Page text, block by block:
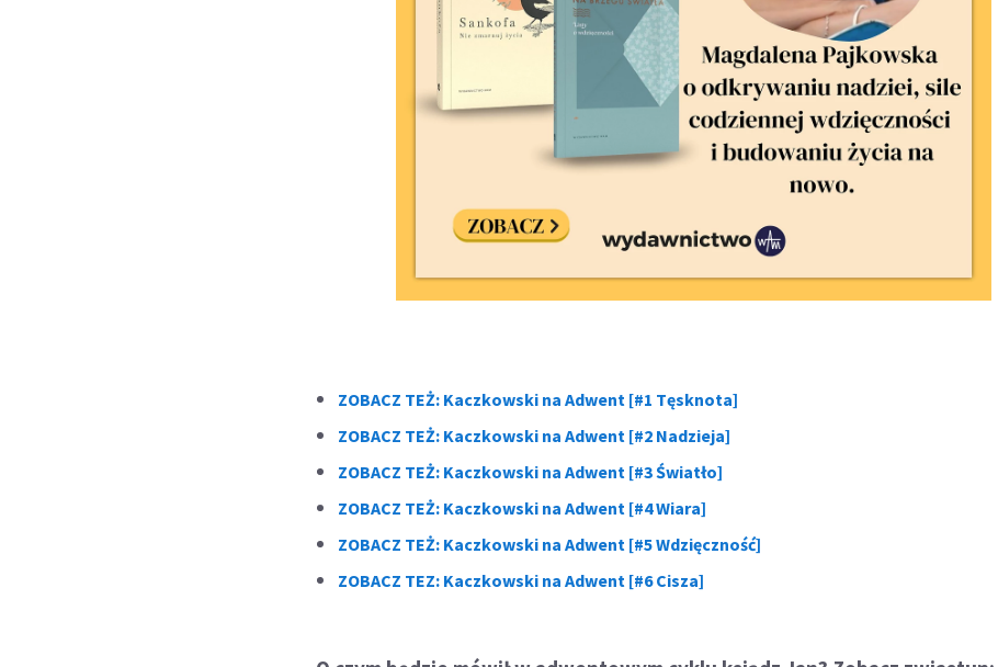
ZOBACZ TEŻ: Kaczkowski na Adwent [#1 Tęsknota]
ZOBACZ TEŻ: Kaczkowski na Adwent [#2 Nadzieja]
ZOBACZ TEŻ: Kaczkowski na Adwent [#3 Światło]
ZOBACZ TEŻ: Kaczkowski na Adwent [#4 Wiara]
ZOBACZ TEŻ: Kaczkowski na Adwent [#5Wdzięczność]
ZOBACZ TEZ: Kaczkowski na Adwent [#6 Cisza]